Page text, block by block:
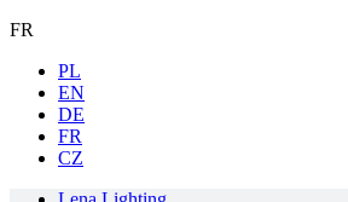
FR
PL
EN
DE
FR
CZ